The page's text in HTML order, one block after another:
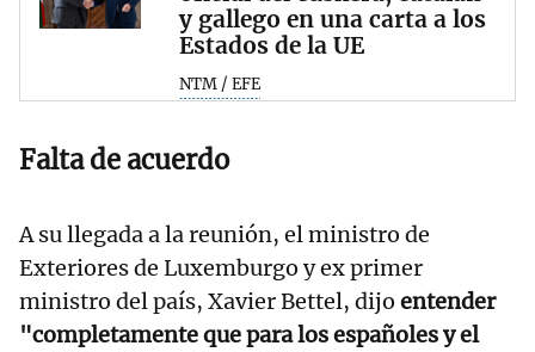
y gallego en una carta a los
Estados de la UE
NTM / EFE
Falta de acuerdo
A su llegada a la reunión, el ministro de
Exteriores de Luxemburgo y ex primer
ministro del país, Xavier Bettel, dijo entender
"completamente que para los españoles y el